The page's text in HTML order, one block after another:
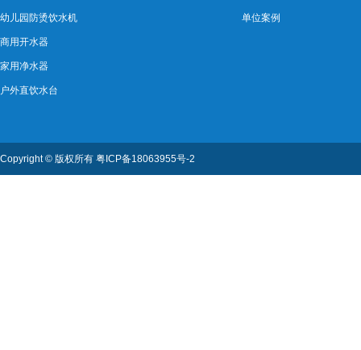
幼儿园防烫饮水机
商用开水器
家用净水器
户外直饮水台
单位案例
Copyright © 版权所有 粤ICP备18063955号-2